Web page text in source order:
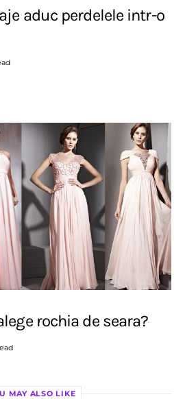
aduc perdelele intr-o
rochia de seara?
MAY ALSO LIKE